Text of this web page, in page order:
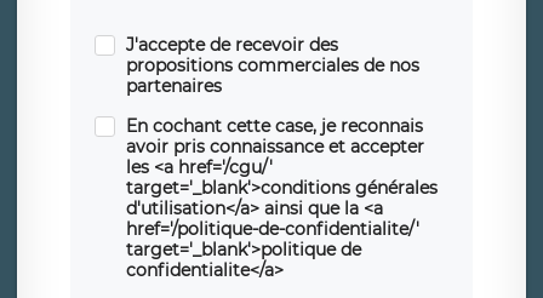
J'accepte de recevoir des
propositions commerciales de nos
partenaires
En cochant cette case, je reconnais
avoir pris connaissance et accepter
les <a href='/cgu/'
target='_blank'>conditions générales
d'utilisation</a> ainsi que la <a
href='/politique-de-confidentialite/'
target='_blank'>politique de
confidentialite</a>